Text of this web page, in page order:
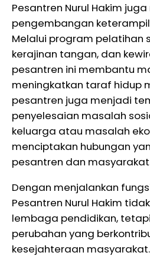
Pesantren Nurul Hakim
pengembangan
Melalui program pelatihan
kerajinan tangan, dan
pesantren ini membantu
meningkatkan taraf hidup
pesantren juga menjadi
penyelesaian masalah
keluarga atau masalah
menciptakan hubungan
pesantren dan
Dengan menjalankan
Pesantren Nurul Hakim
lembaga pendidikan,
perubahan yang
kesejahteraan masyarakat.